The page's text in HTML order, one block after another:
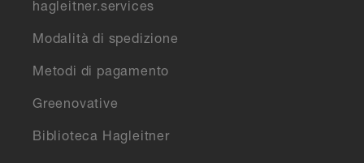
hagleitner.services
Modalità di spedizione
Metodi di pagamento
Greenovative
Biblioteca Hagleitner